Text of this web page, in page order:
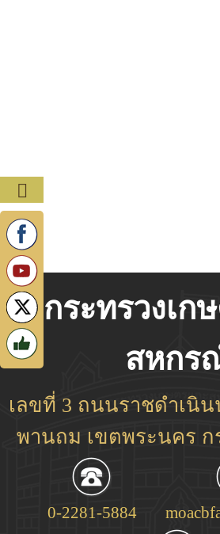
กระทรวงเก
สหกร
เลขที่ 3 ถนนราชดำเนิ
พานถม เขตพระนคร ก
0-2281-5884